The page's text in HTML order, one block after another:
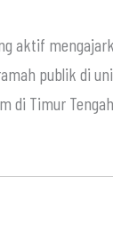
aktif
publik di
di Timur